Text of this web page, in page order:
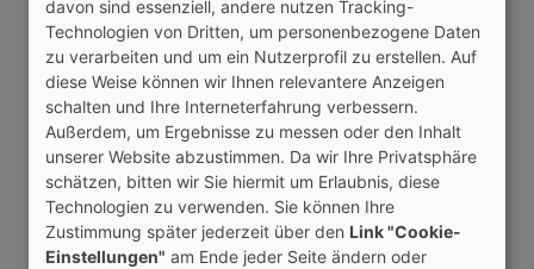
Per Zufall
20 beliebige Jungen
20 beliebige Mädchen
Top-Bilder
Top 20 Jungen
Top 20 Mädchen
Gruppen
Gruppen
Alle Gruppen
davon sind essenziell, andere nutzen Tracking-
Technologien von Dritten, um personenbezogene Daten
zu verarbeiten und um ein Nutzerprofil zu erstellen. Auf
diese Weise können wir Ihnen relevantere Anzeigen
schalten und Ihre Interneterfahrung verbessern.
Außerdem, um Ergebnisse zu messen oder den Inhalt
unserer Website abzustimmen. Da wir Ihre Privatsphäre
schätzen, bitten wir Sie hiermit um Erlaubnis, diese
Technologien zu verwenden. Sie können Ihre
Zustimmung später jederzeit über den Link "Cookie-
Einstellungen" am Ende jeder Seite ändern oder